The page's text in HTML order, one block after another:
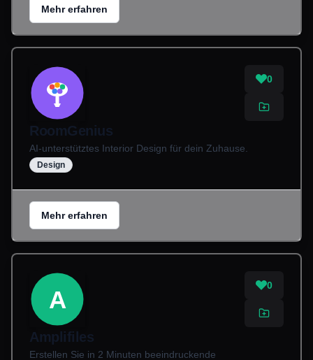
Mehr erfahren
0
RoomGenius
AI-unterstütztes Interior Design für dein Zuhause.
Design
Mehr erfahren
A
0
Amplifiles
Erstellen Sie in 2 Minuten beeindruckende